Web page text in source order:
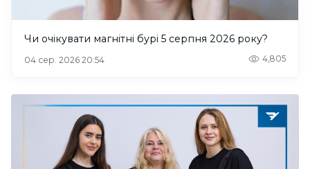
Чи очікувати магнітні бурі 5 серпня 2026 року?
04 сер. 2026 20:54 4,805